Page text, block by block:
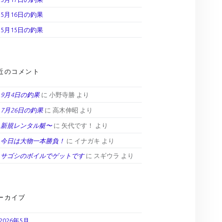
5月16日の釣果
5月15日の釣果
のコメント
9月4日の釣果に 小野寺勝 より
7月26日の釣果に 高木伸昭 より
新規レンタル艇〜に 矢代です！ より
今日は大物一本勝負！ に イナガキ より
サゴシのボイルでゲットですに スギウラ より
カイブ
年5月